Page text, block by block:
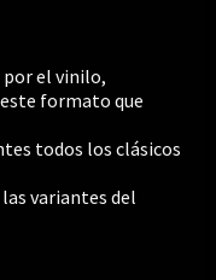
por el vinilo,
formato que
todos los clásicos
variantes del